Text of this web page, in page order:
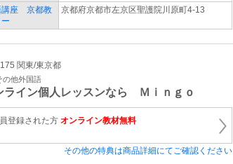
講座 京都教
京都府京都市左京区聖護院川原町4-13
関東/東京都
の他外国語
ライン個人レッスンなら Ｍｉｎｇｏ
登録された方 オンライン教材無料
その他の特典は商品詳細にてご確認ください